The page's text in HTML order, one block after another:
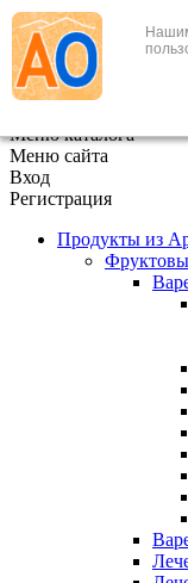
+7 (495) 646-888-1
В корзине 0
Меню каталога
Меню сайта
Вход
Регистрация
Продукты из